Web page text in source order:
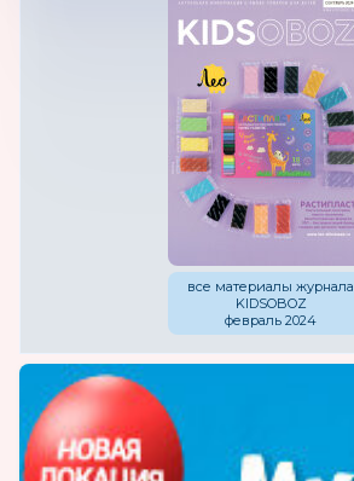
все материалы журнала
KIDSOBOZ
февраль 2024